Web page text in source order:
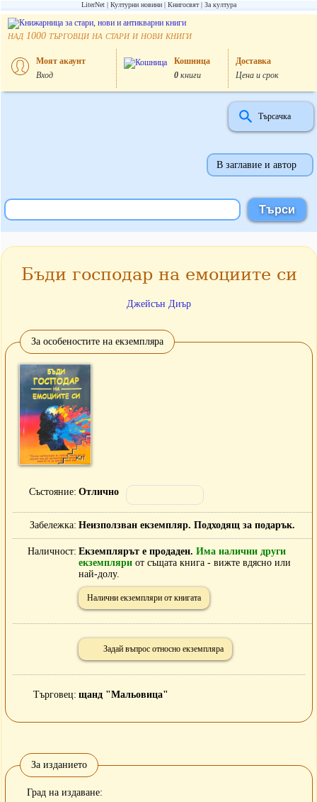
LiterNet Културни новини Книгосвят За култура
над 1000 търговци на стари и нови книги
Моят акаунт
Вход
Кошница
0книги
Доставка
Цена и срок
Търсачка
В заглавие и автор
Бъди господар на емоциите си
Джейсън Диър
За особеностите на екземпляра
Състояние Отлично
Забележка Неизползван екземпляр. Подходящ за подарък.
Наличност Екземплярът е продаден. Има налични други
екземпляри от същата книга - вижте вдясно или
най-долу.
Налични екземпляри от книгата
Задай въпрос относно екземпляра
Търговец щанд "Мальовица"
За изданието
Град на издаване